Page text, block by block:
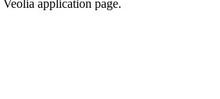
application page.